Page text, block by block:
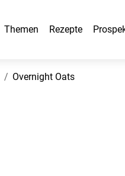
Themen Rezepte
Overnight Oats